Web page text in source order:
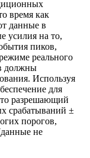
время как
данные в
усилия на то,
пиков,
реального
должны
Используя
для
разрешающий
срабатываний ±
порогов,
не